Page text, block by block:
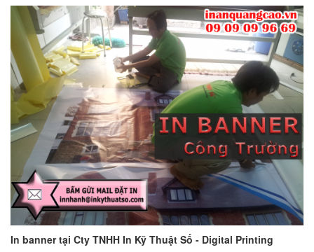
In banner tại Cty TNHH In Kỹ Thuật Số - Digital Printing